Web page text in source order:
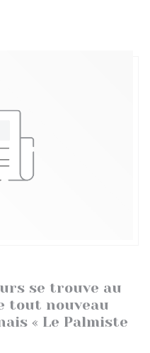
se trouve au
tout nouveau
« Le Palmiste